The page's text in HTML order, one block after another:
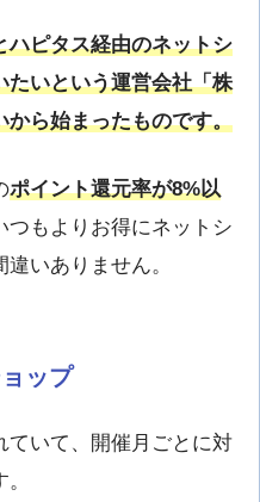
ハピタス経由のネットシ
たいという運営会社「株
から始まったものです。
ポイント還元率が8%以
つもよりお得にネットシ
いありません。
ップ
ていて、開催月ごとに対